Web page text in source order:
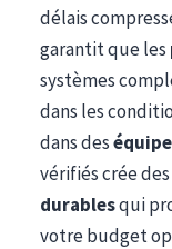
délais
garantit que les
systèmes
dans les
dans des
vérifiés crée des
durablesqui
votre budget